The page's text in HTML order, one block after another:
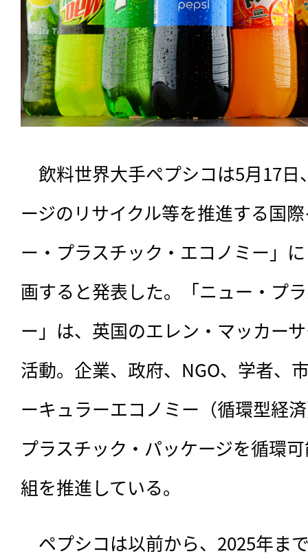
飲料世界大手ペプシコは5月17日
ージのリサイクル等を推進する国
ー・プラスチック・エコノミー」
画すると発表した。「ニュー・プ
ー」は、英国のエレン・マッカー
活動。企業、政府、NGO、学者、
ーキュラーエコノミー（循環型経
プラスチック・パッケージを循環
組を推進している。
ペプシコは以前から、2025年ま